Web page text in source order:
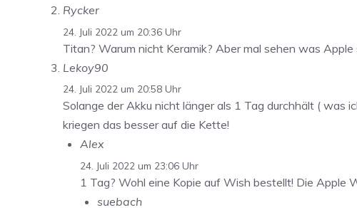
Rycker
24. Juli 2022 um 20:36 Uhr
Titan? Warum nicht Keramik? Aber mal sehen was
Lekoy90
24. Juli 2022 um 20:58 Uhr
Solange der Akku nicht länger als 1 Tag durchhält ( was
kriegen das besser auf die Kette!
Alex
24. Juli 2022 um 23:06 Uhr
1 Tag? Wohl eine Kopie auf Wish bestellt! Die
suebach